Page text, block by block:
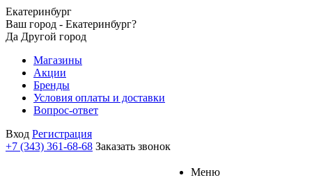
Екатеринбург
Ваш город - Екатеринбург?
Да Другой город
Магазины
Акции
Бренды
Условия оплаты и доставки
Вопрос-ответ
Вход Регистрация
+7 (343) 361-68-68 Заказать звонок
Меню